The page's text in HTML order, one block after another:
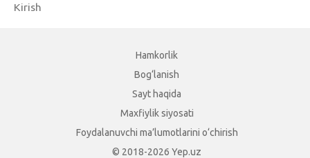
Kirish
Hamkorlik
Bog‘lanish
Sayt haqida
Maxfiylik siyosati
Foydalanuvchi ma’lumotlarini o‘chirish
© 2018-2026 Yep.uz